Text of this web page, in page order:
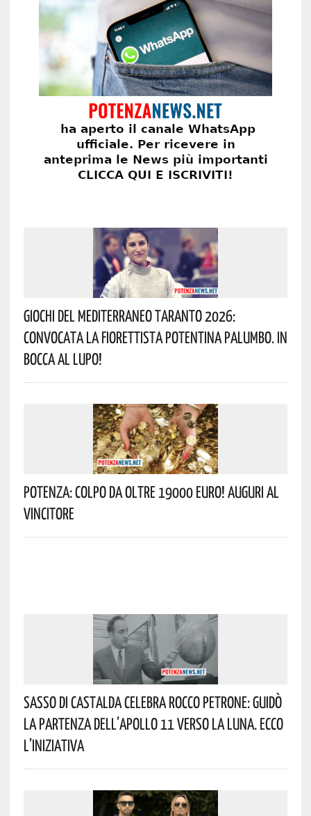
Giochi Del Mediterraneo Taranto 2026:
Convocata La Fiorettista Potentina Palumbo. In
Bocca Al Lupo!
Potenza: Colpo Da Oltre 19000 Euro! Auguri Al
Vincitore
Sasso Di Castalda Celebra Rocco Petrone: Guidò
La Partenza Dell’Apollo 11 Verso La Luna. Ecco
L’iniziativa